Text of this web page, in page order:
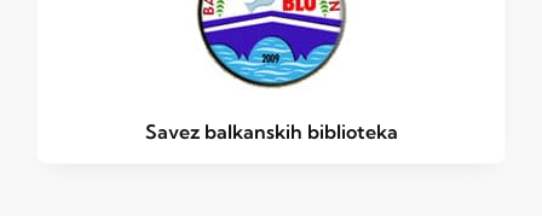
Savez balkanskih biblioteka